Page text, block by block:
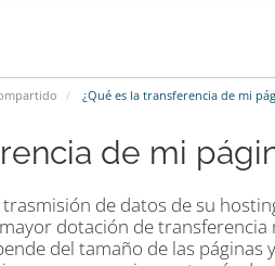
¿Qué es la transferencia de mi
de mi
de datos de su
dotación de
del tamaño de las páginas